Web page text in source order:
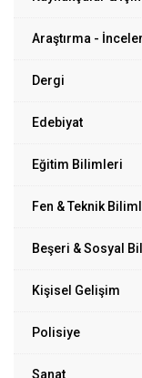
Araştırma -
Dergi
Edebiyat
Eğitim Bilimleri
Fen & Teknik
Beşeri & Sosyal
Kişisel Gelişim
Polisiye
Sanat